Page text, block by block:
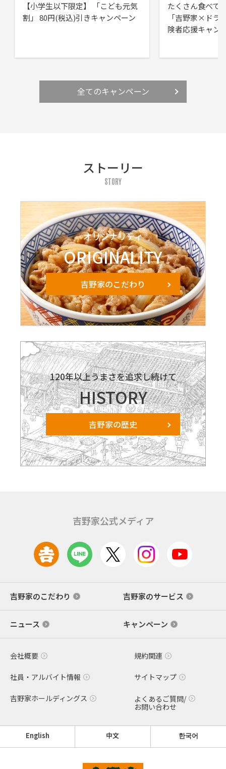
【小学生以下限定】 「こども元気
割」 80円(税込)引きキャンペーン
たくさん食べて
「吉野家×ドラ
険者応援キャン
全てのキャンペーン
ストーリー
STORY
オリジナリティ
ORIGINALITY
吉野家のこだわり
120年以上うまさを追求し続けて
HISTORY
吉野家の歴史
吉野家公式メディア
吉野家のこだわり 吉野家のサービス
ニュース キャンペーン
会社概要 規約関連
社員・アルバイト情報 サイトマップ
吉野家ホールディングス
よくあるご質問/
お問い合わせ
English 中文 한국어